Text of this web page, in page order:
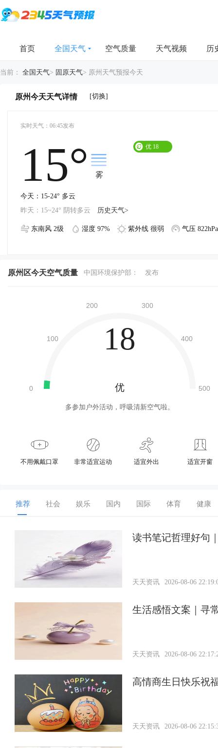
首页 全国天气 空气质量 天气视频 历
当前： 全国天气> 固原天气> 原州天气预报今天
原州今天天气详情 [切换]
实时天气：06:45发布
15° 雾
优 18
今天：15-24° 多云
昨天：15~24° 阴转多云
历史天气>
东南风 2级 湿度 97% 紫外线 很弱 气压 822hPa
原州区今天空气质量 中国环境保护部： 发布
18
优
多参加户外活动，呼吸清新空气啦。
不用佩戴口罩 非常适宜运动 适宜外出 适宜开窗
推荐 社会 娱乐 国内 国际 体育 健康
读书笔记哲理好句
天天资讯 2026-08-06
生活感悟文案｜寻
天天资讯 2026-08-06
高情商生日快乐祝
天天资讯 2026-08-06